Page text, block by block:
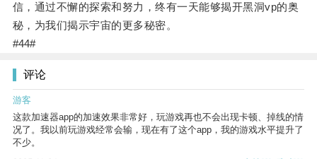
信，通过不懈的探索和努力，终有一天能够揭开黑洞vp的奥
秘，为我们揭示宇宙的更多秘密。
#44#
评论
游客
这款加速器app的加速效果非常好，玩游戏再也不会出现卡顿、掉线的情
况了。我以前玩游戏经常会输，现在有了这个app，我的游戏水平提升了
不少。